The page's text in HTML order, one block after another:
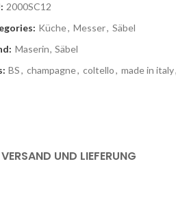
2000SC12
Küche, Messer, Säbel
Maserin, Säbel
BS, champagne, coltello, made in italy,
VERSAND UND LIEFERUNG